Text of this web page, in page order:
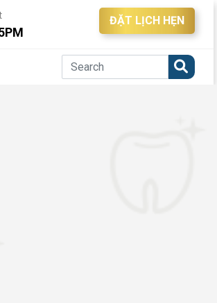
ĐẶT LỊCH HẸN